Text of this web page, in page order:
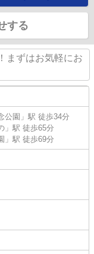
する
まずはお気軽にお
公園 」駅 徒歩34分
」駅 徒歩65分
」駅 徒歩69分